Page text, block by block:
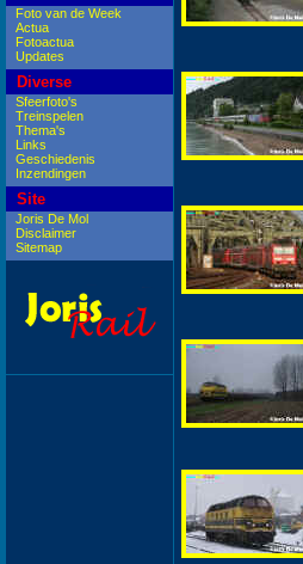
Foto van de Week
Actua
Fotoactua
Updates
Diverse
Sfeerfoto's
Treinspelen
Thema's
Links
Geschiedenis
Inzendingen
Site
Joris De Mol
Disclaimer
Sitemap